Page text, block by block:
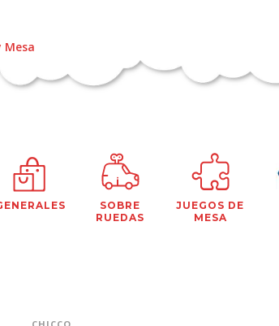
Mesa
SOBRE
RUEDAS
JUEGOS DE
MESA